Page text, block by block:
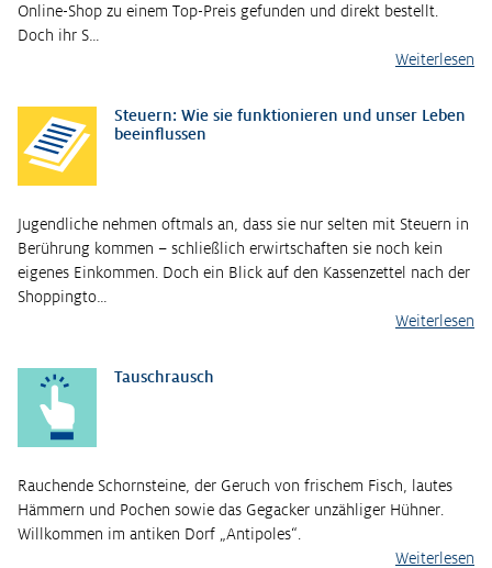
Online-Shop zu einem Top-Preis gefunden und direkt bestellt.
Doch ihr S…
Weiterlesen
Steuern: Wie sie funktionieren und unser Leben
beeinflussen
Jugendliche nehmen oftmals an, dass sie nur selten mit Steuern in
Berührung kommen – schließlich erwirtschaften sie noch kein
eigenes Einkommen. Doch ein Blick auf den Kassenzettel nach der
Shoppingto…
Weiterlesen
Tauschrausch
Rauchende Schornsteine, der Geruch von frischem Fisch, lautes
Hämmern und Pochen sowie das Gegacker unzähliger Hühner.
Willkommen im antiken Dorf „Antipoles“.
Weiterlesen